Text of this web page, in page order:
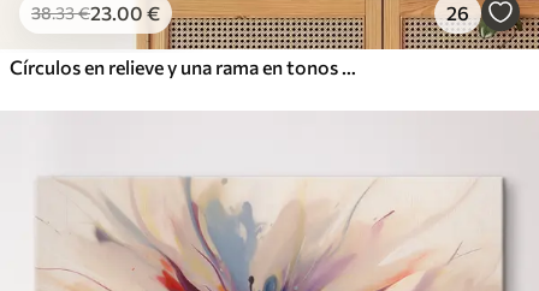
38.33€23.00 € 26
Círculos en relieve y una rama en tonos neutros cálidos